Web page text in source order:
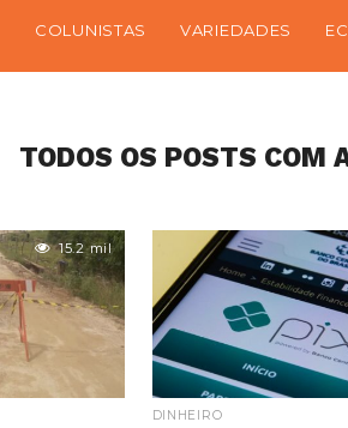
COLUNISTAS VARIEDADES
TODOS OS POSTS COM
15.2 mil
DINHEIRO